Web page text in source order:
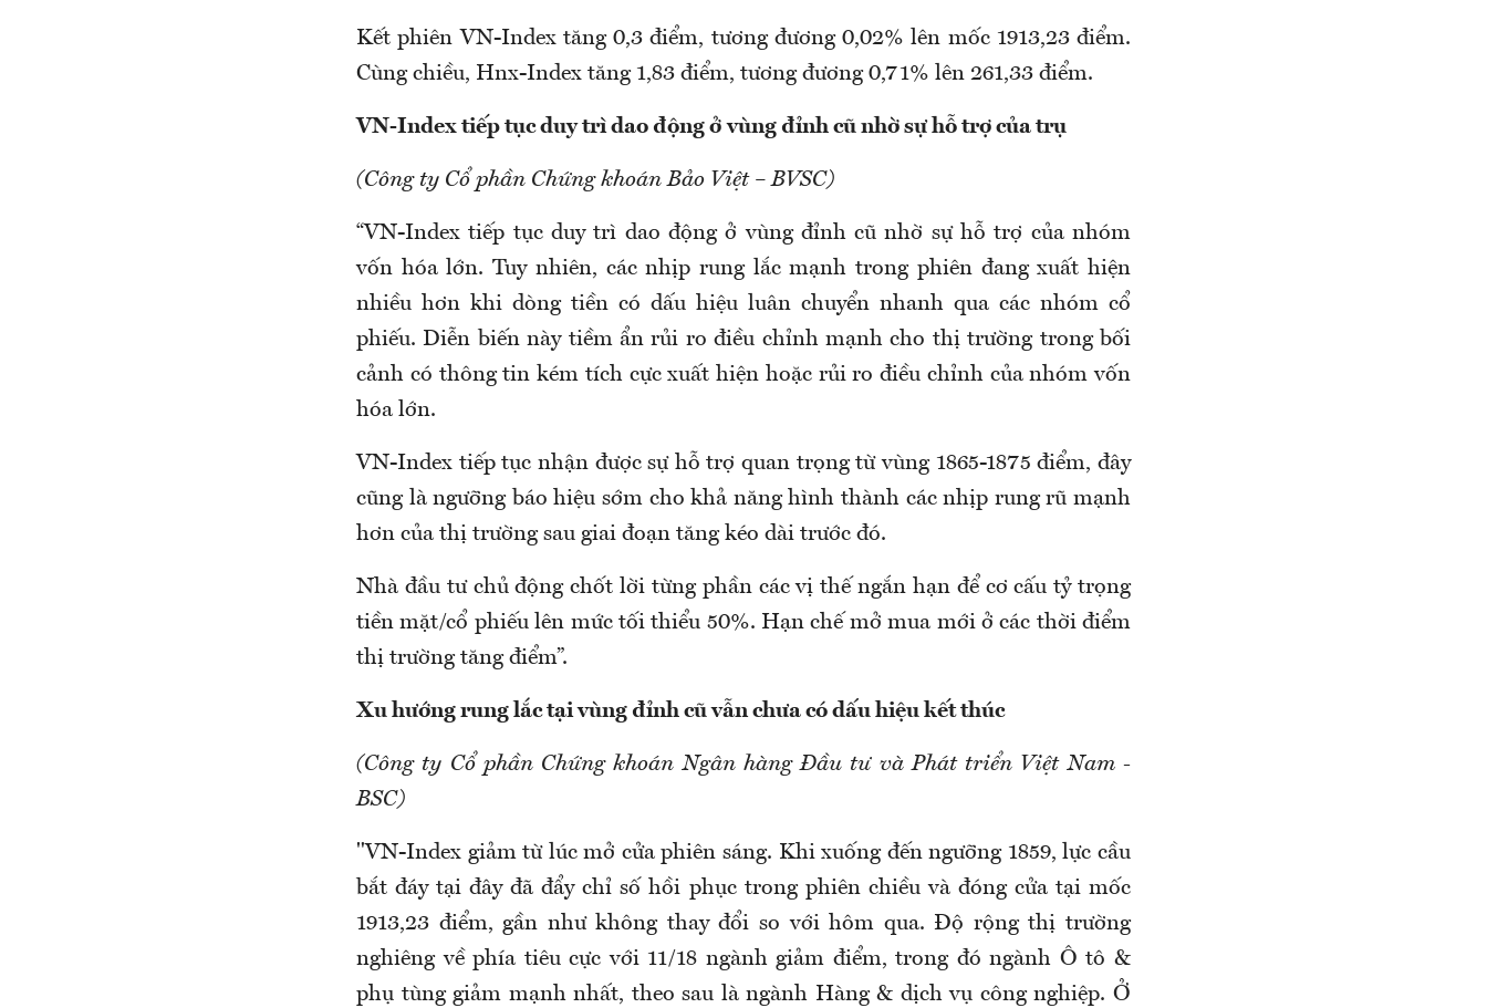
Kết phiên VN-Index tăng 0,3 điểm, tương đương 0,02% lên mốc 1913,23 điểm.
Cùng chiều, Hnx-Index tăng 1,83 điểm, tương đương 0,71% lên 261,33 điểm.
VN-Index tiếp tục duy trì dao động ở vùng đỉnh cũ nhờ sự hỗ trợ của trụ
(Công ty Cổ phần Chứng khoán Bảo Việt – BVSC)
“VN-Index tiếp tục duy trì dao động ở vùng đỉnh cũ nhờ sự hỗ trợ của nhóm
vốn hóa lớn. Tuy nhiên, các nhịp rung lắc mạnh trong phiên đang xuất hiện
nhiều hơn khi dòng tiền có dấu hiệu luân chuyển nhanh qua các nhóm cổ
phiếu. Diễn biến này tiềm ẩn rủi ro điều chỉnh mạnh cho thị trường trong bối
cảnh có thông tin kém tích cực xuất hiện hoặc rủi ro điều chỉnh của nhóm vốn
hóa lớn.
VN-Index tiếp tục nhận được sự hỗ trợ quan trọng từ vùng 1865-1875 điểm, đây
cũng là ngưỡng báo hiệu sớm cho khả năng hình thành các nhịp rung rũ mạnh
hơn của thị trường sau giai đoạn tăng kéo dài trước đó.
Nhà đầu tư chủ động chốt lời từng phần các vị thế ngắn hạn để cơ cấu tỷ trọng
tiền mặt/cổ phiếu lên mức tối thiểu 50%. Hạn chế mở mua mới ở các thời điểm
thị trường tăng điểm”.
Xu hướng rung lắc tại vùng đỉnh cũ vẫn chưa có dấu hiệu kết thúc
(Công ty Cổ phần Chứng khoán Ngân hàng Đầu tư và Phát triển Việt Nam -
BSC)
"VN-Index giảm từ lúc mở cửa phiên sáng. Khi xuống đến ngưỡng 1859, lực cầu
bắt đáy tại đây đã đẩy chỉ số hồi phục trong phiên chiều và đóng cửa tại mốc
1913,23 điểm, gần như không thay đổi so với hôm qua. Độ rộng thị trường
nghiêng về phía tiêu cực với 11/18 ngành giảm điểm, trong đó ngành Ô tô &
phụ tùng giảm mạnh nhất, theo sau là ngành Hàng & dịch vụ công nghiệp. Ở